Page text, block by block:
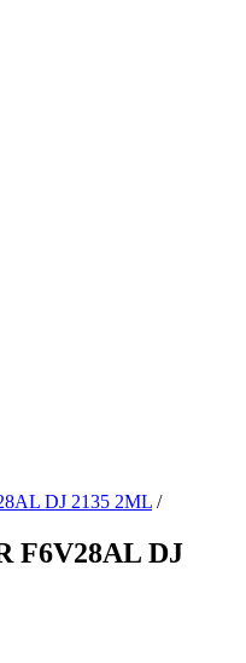
DJ 2135 2ML /
F6V28AL DJ